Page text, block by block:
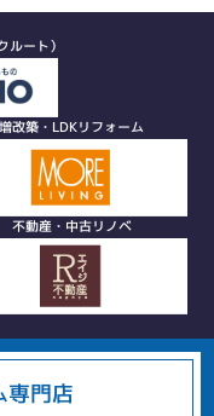
ルート）
増改築・LDKリフォーム
不動産・中古リノベ
専門店